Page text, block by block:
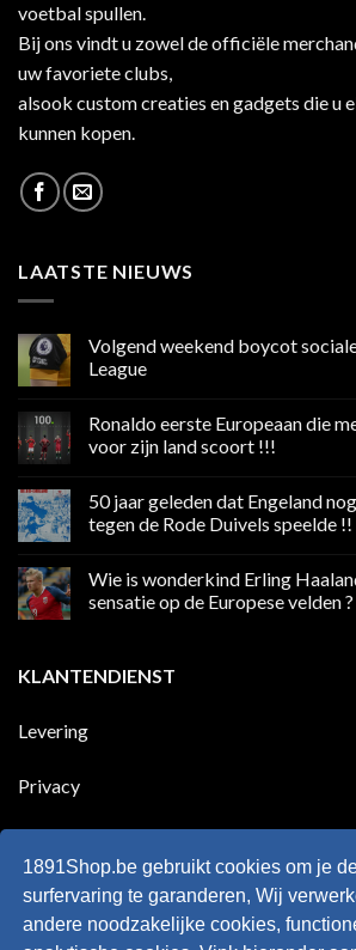
voetbal spullen.
Bij ons vindt u zowel de officiële
uw favoriete clubs,
alsook custom creaties en gadgets die u
kunnen kopen.
LAATSTE NIEUWS
Volgend weekend boycot
League
op
weekend
media
in
Premier
Ronaldo eerste Europeaan die
voor zijn land scoort !!!
op
Ronaldo
eerste
meer
100
land
scoort
50 jaar geleden dat Engeland
tegen de Rode Duivels speelde !!
op
jaar
nog
eens
tegen
Wie is wonderkind Erling
sensatie op de Europese velden ?
Wie
is
Haaland,
Europese
KLANTENDIENST
Levering
Privacy
Retourneren
1891Shop.be gebruikt cookies om je
surfervaring te garanderen, Wij
andere noodzakelijke cookies,